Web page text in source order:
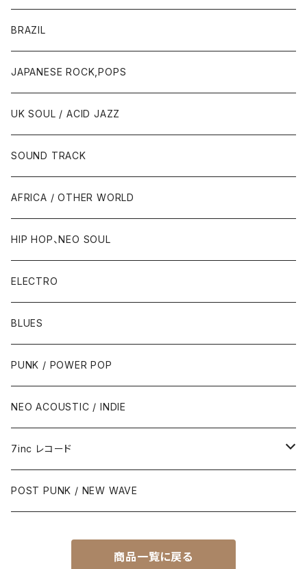
BRAZIL
JAPANESE ROCK,POPS
UK SOUL / ACID JAZZ
SOUND TRACK
AFRICA / OTHER WORLD
HIP HOP、NEO SOUL
ELECTRO
BLUES
PUNK / POWER POP
NEO ACOUSTIC / INDIE
7inc レコード
PUNK / 2TONE
POST PUNK / NEW WAVE
商品一覧に戻る